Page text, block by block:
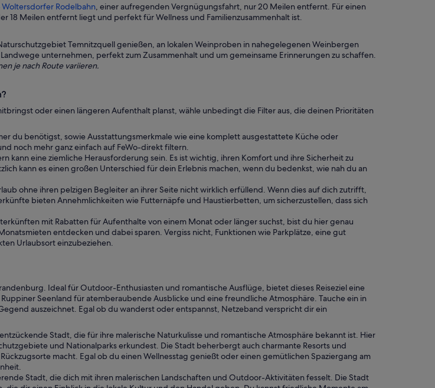
Woltersdorfer Rodelbahn, einer aufregenden Vergnügungsfahrt, nur 20 Meilen entfernt. Für einen
18 Meilen entfernt liegt und perfekt für Wellness und Familienzusammenhalt ist.
Temnitzquell genießen, an lokalen Weinproben in nahegelegenen Weinbergen
unternehmen, perfekt zum Zusammenhalt und um gemeinsame Erinnerungen zu schaffen.
je nach Route variieren.
oder einen längeren Aufenthalt planst, wähle unbedingt die Filter aus, die deinen Prioritäten
du benötigst, sowie Ausstattungsmerkmale wie eine komplett ausgestattete Küche oder
noch mehr ganz einfach auf FeWo-direkt filtern.
kann eine ziemliche Herausforderung sein. Es ist wichtig, ihren Komfort und ihre Sicherheit zu
kann es einen großen Unterschied für dein Erlebnis machen, wenn du bedenkst, wie nah du an
ohne ihren pelzigen Begleiter an ihrer Seite nicht wirklich erfüllend. Wenn dies auf dich zutrifft,
bieten Annehmlichkeiten wie Futternäpfe und Haustierbetten, um sicherzustellen, dass sich
mit Rabatten für Aufenthalte von einem Monat oder länger suchst, bist du hier genau
entdecken und dabei sparen. Vergiss nicht, Funktionen wie Parkplätze, eine gut
Urlaubsort einzubeziehen.
Ideal für Outdoor-Enthusiasten und romantische Ausflüge, bietet dieses Reiseziel eine
Seenland für atemberaubende Ausblicke und eine freundliche Atmosphäre. Tauche ein in
auszeichnet. Egal ob du wanderst oder entspannst, Netzeband verspricht dir ein
Stadt, die für ihre malerische Naturkulisse und romantische Atmosphäre bekannt ist. Hier
und Nationalparks erkundest. Die Stadt beherbergt auch charmante Resorts und
macht. Egal ob du einen Wellnesstag genießt oder einen gemütlichen Spaziergang am
Stadt, die dich mit ihren malerischen Landschaften und Outdoor-Aktivitäten fesselt. Die Stadt